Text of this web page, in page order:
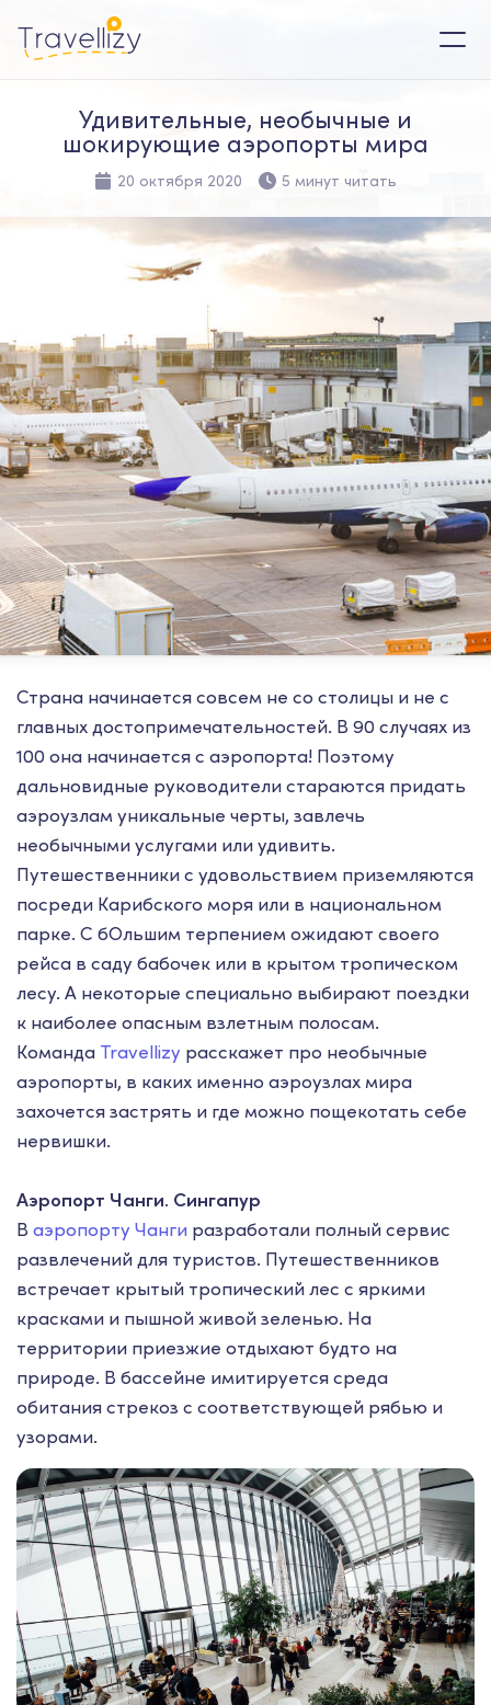
Удивительные, необычные и
шокирующие аэропорты мира
20 октября 2020 5 минут читать
Страна начинается совсем не со столицы и не с
главных достопримечательностей. В 90 случаях из
100 она начинается с аэропорта! Поэтому
дальновидные руководители стараются придать
аэроузлам уникальные черты, завлечь
необычными услугами или удивить.
Путешественники с удовольствием приземляются
посреди Карибского моря или в национальном
парке. С бОльшим терпением ожидают своего
рейса в саду бабочек или в крытом тропическом
лесу. А некоторые специально выбирают поездки
к наиболее опасным взлетным полосам.
Команда Travellizy расскажет про необычные
аэропорты, в каких именно аэроузлах мира
захочется застрять и где можно пощекотать себе
нервишки.
Аэропорт Чанги. Сингапур
В аэропорту Чанги разработали полный сервис
развлечений для туристов. Путешественников
встречает крытый тропический лес с яркими
красками и пышной живой зеленью. На
территории приезжие отдыхают будто на
природе. В бассейне имитируется среда
обитания стрекоз с соответствующей рябью и
узорами.